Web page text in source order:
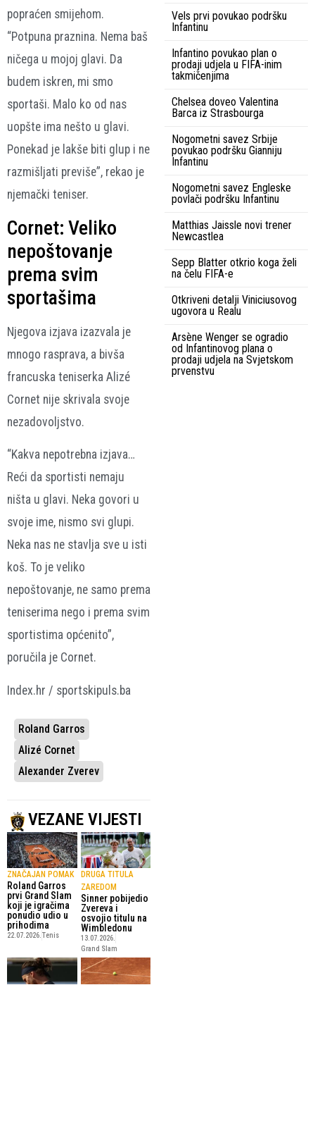
popraćen smijehom.
“Potpuna praznina. Nema baš
ničega u mojoj glavi. Da
budem iskren, mi smo
sportaši. Malo ko od nas
uopšte ima nešto u glavi.
Ponekad je lakše biti glup i ne
razmišljati previše”, rekao je
njemački teniser.
Cornet: Veliko
nepoštovanje
prema svim
sportašima
Njegova izjava izazvala je
mnogo rasprava, a bivša
francuska teniserka Alizé
Cornet nije skrivala svoje
nezadovoljstvo.
“Kakva nepotrebna izjava…
Reći da sportisti nemaju
ništa u glavi. Neka govori u
svoje ime, nismo svi glupi.
Neka nas ne stavlja sve u isti
koš. To je veliko
nepoštovanje, ne samo prema
teniserima nego i prema svim
sportistima općenito”,
poručila je Cornet.
Index.hr / sportskipuls.ba
Roland Garros
Alizé Cornet
Alexander Zverev
VEZANE VIJESTI
ZNAČAJAN POMAK
Roland Garros
prvi Grand Slam
koji je igračima
ponudio udio u
prihodima
22.07.2026. Tenis
DRUGA TITULA
ZAREDOM
Sinner pobijedio
Zvereva i
osvojio titulu na
Wimbledonu
13.07.2026.
Grand Slam
Vels prvi povukao podršku
Infantinu
Infantino povukao plan o
prodaji udjela u FIFA-inim
takmičenjima
Chelsea doveo Valentina
Barca iz Strasbourga
Nogometni savez Srbije
povukao podršku Gianniju
Infantinu
Nogometni savez Engleske
povlači podršku Infantinu
Matthias Jaissle novi trener
Newcastlea
Sepp Blatter otkrio koga želi
na čelu FIFA-e
Otkriveni detalji Viniciusovog
ugovora u Realu
Arsène Wenger se ogradio
od Infantinovog plana o
prodaji udjela na Svjetskom
prvenstvu